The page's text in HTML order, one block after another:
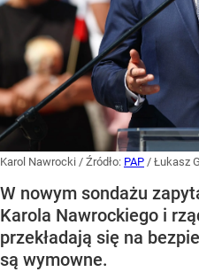
Karol Nawrocki / Źródło: PAP / Łukasz
W nowym sondażu
Karola Nawrockiego i
przekładają się na
są wymowne.